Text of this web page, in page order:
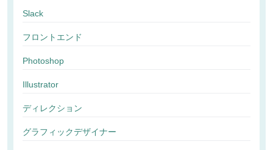
Slack
フロントエンド
Photoshop
Illustrator
ディレクション
グラフィックデザイナー